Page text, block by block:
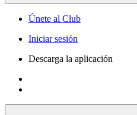
Únete al Club
Iniciar sesión
Descarga la aplicación